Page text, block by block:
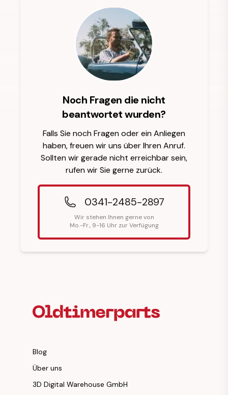
Noch Fragen die nicht
beantwortet wurden?
Falls Sie noch Fragen oder ein Anliegen
haben, freuen wir uns über Ihren Anruf.
Sollten wir gerade nicht erreichbar sein,
rufen wir Sie gerne zurück.
0341-2485-2897
Wir stehen Ihnen gerne von
Mo.-Fr., 9-16 Uhr zur Verfügung
Blog
Über uns
3D Digital Warehouse GmbH